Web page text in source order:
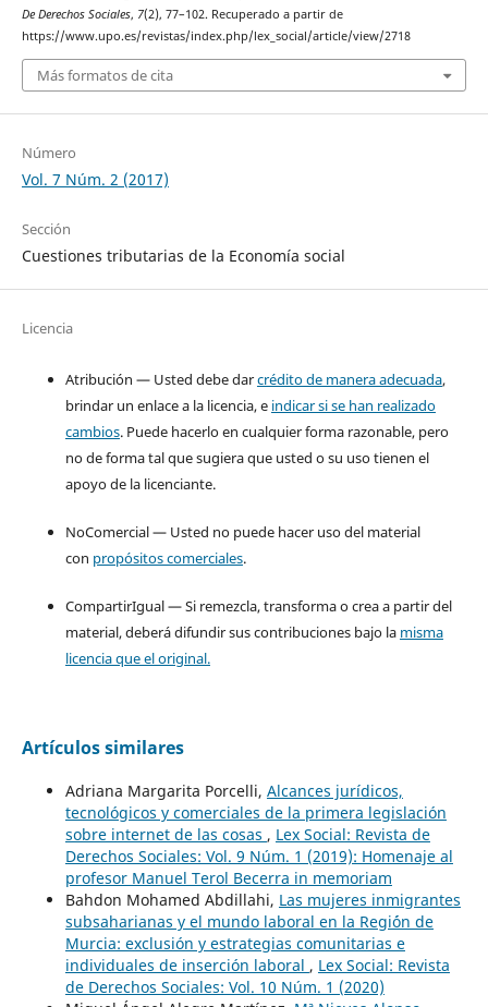
De Derechos Sociales, 7(2), 77–102. Recuperado a partir de
https://www.upo.es/revistas/index.php/lex_social/article/view/2718
Más formatos de cita
Número
Vol. 7 Núm. 2 (2017)
Sección
Cuestiones tributarias de la Economía social
Licencia
Atribución — Usted debe darcrédito de manera adecuada,
brindar un enlace a la licencia, e indicar si se han realizado
cambios. Puede hacerlo en cualquier forma razonable, pero
no de forma tal que sugiera que usted o su uso tienen el
apoyo de la licenciante.
NoComercial — Usted no puede hacer uso del material
con propósitos comerciales.
CompartirIgual — Si remezcla, transforma o crea a partir del
material, deberá difundir sus contribuciones bajo la misma
licencia que el original.
Artículos similares
Adriana Margarita Porcelli, Alcances jurídicos,
tecnológicos y comerciales de la primera legislación
sobre internet de las cosas , Lex Social: Revista de
Derechos Sociales: Vol. 9 Núm. 1 (2019): Homenaje al
profesor Manuel Terol Becerra in memoriam
Bahdon Mohamed Abdillahi, Las mujeres inmigrantes
subsaharianas y el mundo laboral en la Regi´ón de
Murcia: exclusión y estrategias comunitarias e
individuales de inserción laboral , Lex Social: Revista
de Derechos Sociales: Vol. 10 Núm. 1 (2020)